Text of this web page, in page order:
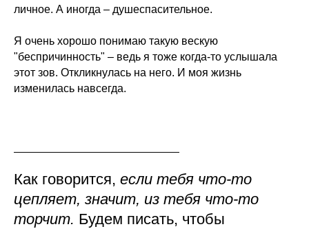
личное. А иногда – душеспасительное.
Я очень хорошо понимаю такую вескую
"беспричинность" – ведь я тоже когда-то услышала
этот зов. Откликнулась на него. И моя жизнь
изменилась навсегда.
Как говорится, если тебя что-то
цепляет, значит, из тебя что-то
торчит. Будем писать, чтобы